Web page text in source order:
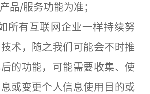
品/服务功能为准；
有互联网企业一样持续努
术，随之我们可能会不时推
的功能，可能需要收集、使
或变更个人信息使用目的或